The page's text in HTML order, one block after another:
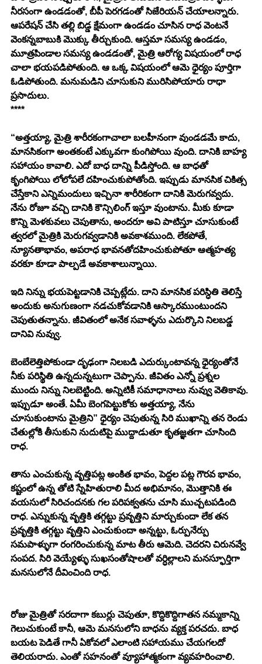
నీరసంగా ఉండడంతో, బీపీ పెరగడంతో సిజేరియన్ చేయాలన్నారు.
ఆపరేషన్ చేసి తల్లి బిడ్డ క్షేమంగా ఉండడం చూసిన రాధ వెంటనే
వెంకన్నబాబుకి మొక్కు తీర్చుకుంది. ఆస్తమా సమస్య ఉండడం,
మూత్రపిండాల సమస్య ఉండడంతో, మైత్రి ఆరోగ్య విషయంలో రాధ
చాలా భయపడిపోతుంది. ఆ ఒక్క విషయంలో ఆమె ధైర్యం పూర్తిగా
ఓడిపోతుంది. మనుమడిని చూసుకుని మురిసిపోయారు రాధా
ప్రసాదులు.
****
“అత్తయ్యా, మైత్రి శారీరకంగాచాలా బలహీనంగా వుండడమే కాదు,
మానసికంగా అంతకంటే ఎక్కువగా కుంగిపోయి వుంది. దానికి బాహ్య
సహాయం కావాలి. ఎదో బాధ దాన్ని పీడిస్తోంది. ఆ బాధతో
కృంగిపోయి లోలోపలే దహించుకుపోతోంది. ఇప్పుడు మానసిక చికిత్స
చేస్తేకాని ఎన్నిమందులు ఇచ్చినా శారీరికంగా దానికి మెరుగవ్వదు.
నేను రోజూ వచ్చి దానికి కౌన్సిలింగ్ ఇస్తూ వుంటాను. మీకు కూడా
కొన్ని మెళకువలు చెపుతాను, అందరూ అవి పాటిస్తూ చూసుకుంటే
త్వరలో మైత్రికి మెరుగవ్వడానికి అవకాశముంది. లేకపోతే,
న్యూనతాభావం, అపరాధ భావనతోదహించుకుపోతూ ఆత్మహత్య
వరకూ కూడా పాల్పడే అవకాశాలున్నాయి.
ఇది నిన్ను భయపెట్టడానికి చెప్పట్లేదు. దాని మానసిక పరిస్ధితి తెలిస్తే
అందుకు అనుగుణంగా నడచుకోవడానికి ఆస్కారముంటుందని
చెపుతుతన్నాను. జీవితంలో అనేక సవాళ్ళను ఎదుర్కొని నిలబడ్డ
దానివి నువ్వు.
బెంబేలెత్తిపోకుండా దృఢంగా నిలబడి ఎదుర్కుంటావన్న ధైర్యంతోనే
నీకు పరిస్థితి ఉన్నదున్నటుగా చెప్పాను. జీవితం ఎన్నో ప్రశ్నల
ముందు నిన్ను నిలబెట్టింది. అన్నిటికీ సమాధానాలు నువ్వు వెతికావు.
ఇప్పుడూ అంతే. ఏమీ బెంగపెట్టుకోకు అత్తయ్యా, నేను
చూసుకుంటాను మైత్రిని” ధైర్యం చెపుతున్న సిరి ముఖాన్ని తన రెండు
చేతుల్లోకి తీసుకుని నుదుటిపై ముద్దాడుతూ కృతజ్ఞతగా చూసింది
రాధ.
తాను ఎంచుకున్న వృత్తిపట్ల అంకిత భావం, పెద్దల పట్ల గౌరవ భావం,
కష్టంలో ఉన్న తోటి స్నేహితురాలి మీద అభిమానం, మొత్తానికి ఈ
వయసులో సిరిచందనకు గల పరిపక్వతను చూసి ముచ్చటపడింది
రాధ. ఎన్నుకున్న వృత్తికి తగ్గట్టు ప్రవృత్తిని మార్చుకుందా లేక తన
ప్రవృత్తికి తగ్గట్టు వృత్తిని ఎంచుకుందా అన్నట్టు, ఓర్పునేర్పు
సమపాళ్ళుగా రంగరించుకున్న మాట తీరు ఆమెది. చెదరని చిరునవ్వే
సంపద. సిరి వెయ్యేళ్ళు సుఖసంతోషాలతో వర్ధిల్లాలని మనస్ఫూర్తిగా
మనసులోనే దీవించింది రాధ.
రోజు మైత్రితో సరదాగా కబుర్లు చెపుతూ, కొద్దికొద్దిగాతన నమ్మకాన్ని
గెలుచుకుంటే కానీ, ఆమె మనసులోని బాధను వ్యక్త పరచదు. బాధ
బయట పెడితే గానీ ఏకోవలో ఎలాంటి సహాయము చేయగలదో
తెలియరాదు. ఎంతో సహనంతో వ్యూహాత్మకంగా వ్యవహరించాలి.